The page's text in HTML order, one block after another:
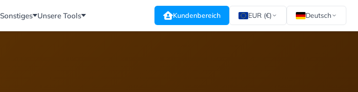
Sonstiges Unsere Tools Kundenbereich EUR (€) Deutsch